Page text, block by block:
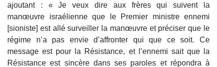
ajoutant : « Je veux dire aux frères qui suivent la
manœuvre israélienne que le Premier ministre ennemi
[sioniste] est allé surveiller la manœuvre et préciser que le
régime n’a pas envie d’affronter qui que ce soit. Ce
message est pour la Résistance, et l’ennemi sait que la
Résistance est sincère dans ses paroles et répondra à